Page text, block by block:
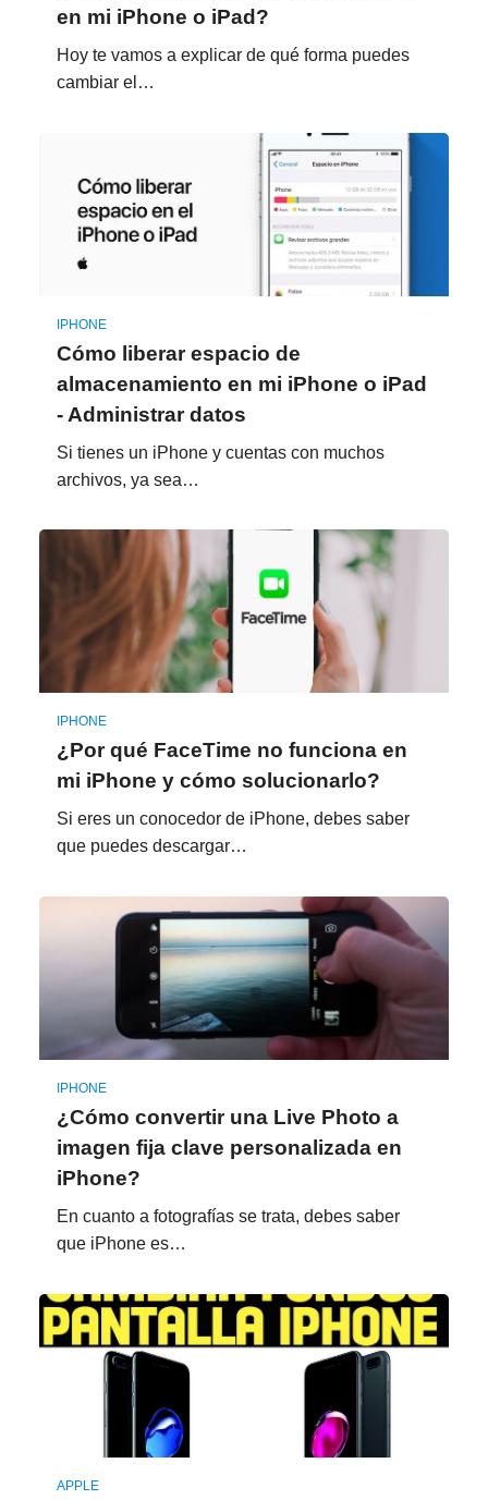
en mi iPhone o iPad?
Hoy te vamos a explicar de qué forma puedes
cambiar el…
IPHONE
Cómo liberar espacio de
almacenamiento en mi iPhone o iPad
- Administrar datos
Si tienes un iPhone y cuentas con muchos
archivos, ya sea…
IPHONE
¿Por qué FaceTime no funciona en
mi iPhone y cómo solucionarlo?
Si eres un conocedor de iPhone, debes saber
que puedes descargar…
IPHONE
¿Cómo convertir una Live Photo a
imagen fija clave personalizada en
iPhone?
En cuanto a fotografías se trata, debes saber
que iPhone es…
APPLE